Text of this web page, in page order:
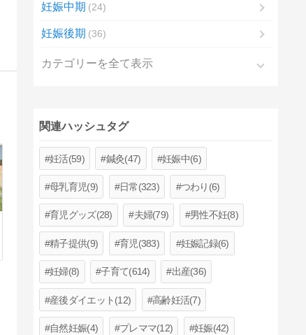
妊娠中期 24
妊娠後期 36
カテゴリーを全て表示
関連ハッシュタグ
妊活(59) 鍼灸(47) 妊娠中(6)
母乳育児(9) 日常(323) つわり(6)
育児グッズ(28) 夫婦(79) 男性不妊(8)
精子提供(9) 育児(383) 妊娠記録(6)
妊婦(8) 子育て(614) 出産(36)
産後ダイエット(12) 高齢妊活(7)
自然妊娠(4) プレママ(12) 妊娠(42)